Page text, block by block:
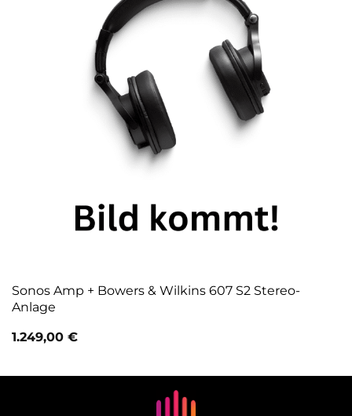
Sonos Amp + Bowers & Wilkins 607 S2 Stereo-
Anlage
1.249,00 €